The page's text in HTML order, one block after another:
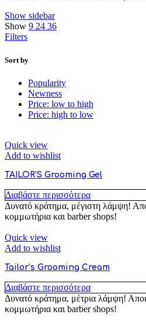
Show sidebar
Show 9 24 36
Filters
Sort by
Popularity
Newness
Price: low to high
Price: high to low
Quick view
Add to wishlist
TAILOR’S Grooming Gel
Διαβάστε περισσότερα
Δυνατό κράτημα, μέγιστη λάμψη!
κομμωτήρια και barber shops!
Quick view
Add to wishlist
Tailor’s Grooming Cream
Διαβάστε περισσότερα
Δυνατό κράτημα, μέτρια λάμψη!
κομμωτήρια και barber shops!